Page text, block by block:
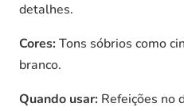
detalhes.
Cores:Tons sóbrios como
branco.
Quando usar: Refeições no